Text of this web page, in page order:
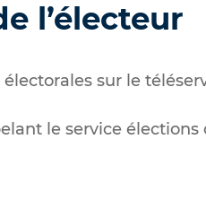
l’électeur
sur le
le service élections